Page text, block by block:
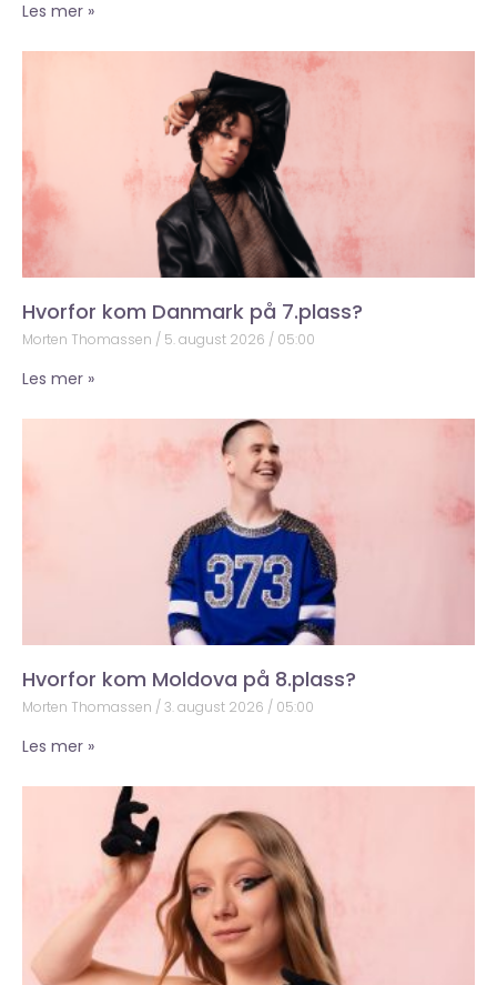
Les mer »
Hvorfor kom Danmark på 7.plass?
Morten Thomassen 5. august 2026 05:00
Les mer »
Hvorfor kom Moldova på 8.plass?
Morten Thomassen 3. august 2026 05:00
Les mer »